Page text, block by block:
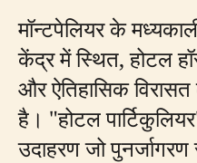
मॉन्टपेलियर के
केंद्र में स्थित, होटल
और ऐतिहासिक
है। "होटल
उदाहरण जो